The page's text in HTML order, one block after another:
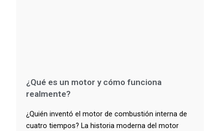
¿Qué es un motor y cómo funciona
realmente?
¿Quién inventó el motor de combustión interna de
cuatro tiempos? La historia moderna del motor